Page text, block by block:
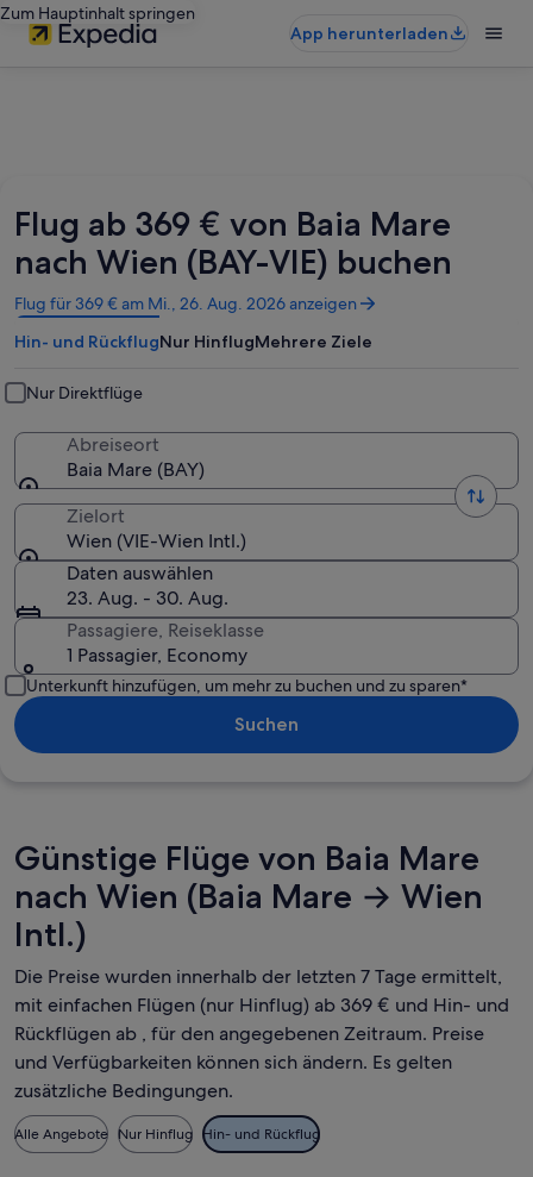
Zum Hauptinhalt springen
App herunterladen
Flug ab 369 € von Baia Mare
nach Wien (BAY-VIE) buchen
Flug für 369 € am Mi., 26. Aug. 2026 anzeigen
Wird
in
einem
Fenster
geöffnet
Hin- und RückflugNur HinflugMehrere Ziele
Nur Direktflüge
Abreiseort
Baia Mare (BAY)
Zielort
Wien (VIE-Wien Intl.)
Daten auswählen
23. Aug. - 30. Aug.
Passagiere, Reiseklasse
1 Passagier, Economy
Unterkunft hinzufügen, um mehr zu buchen und zu sparen*
Suchen
Günstige Flüge von Baia Mare
nach Wien (Baia Mare → Wien
Intl.)
Die Preise wurden innerhalb der letzten 7 Tage ermittelt,
mit einfachen Flügen (nur Hinflug) ab 369 € und Hin- und
Rückflügen ab , für den angegebenen Zeitraum. Preise
und Verfügbarkeiten können sich ändern. Es gelten
zusätzliche Bedingungen.
Alle Angebote Nur Hinflug Hin- und Rückflug